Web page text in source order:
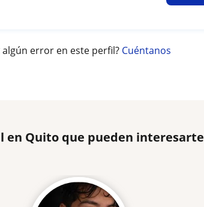
algún error en este perfil? Cuéntanos
en Quito que pueden interesarte